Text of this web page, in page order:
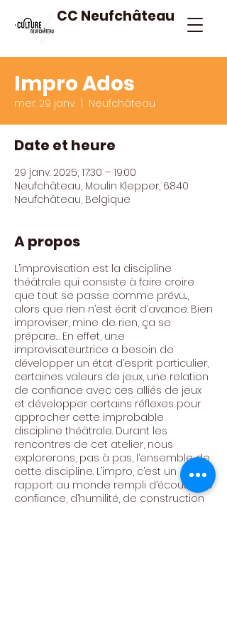
CC Neufchâteau
Impro Ados
mer. 29 janv. Neufchâteau
Date et heure
29 janv. 2025, 17:30 – 19:00
Neufchâteau, Moulin Klepper, 6840
Neufchâteau, Belgique
A propos
L’improvisation est la discipline
théâtrale qui consiste à faire croire
que tout se passe comme prévu...,
alors que rien n’est écrit d’avance. Bien
improviser, mine de rien, ça se
prépare… En effet, un.e
improvisateur.trice a besoin de
développer un état d’esprit particulier,
certaines valeurs de jeux, une relation
de confiance avec ces alliés de jeux
et développer certains réflexes pour
approcher cette improbable
discipline théâtrale. Durant les
rencontres de cet atelier, nous
explorerons, pas à pas, l’ensemble de
cette discipline. L’impro, c’est un
rapport au monde rempli d’écoute, de
confiance, d’humilité, de construction